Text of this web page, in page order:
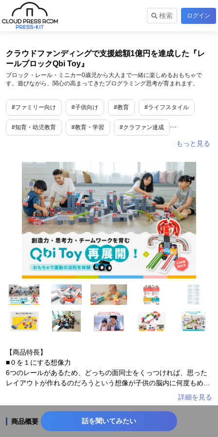
検索 ログイン
クラウドファンディングで⽀援総額1億円を達成した『レ
ールブロックQbi Toy』
ブロック・レール・ミニカー0歳児から⼤⼈まで⼀緒に楽しめるおもちゃで
す。遊びながら、関⼼の⾼まってきたプログラミング思考が育まれます。
#ファミリー向け #子供向け #教育 #ライフスタイル
#知育・幼児教育 #教育・学習 #クラファン達成
【商品特長】
■０を１にする想像⼒
6つのレールがあるため、どっちの⾯同⼠をくっつければ、思った
レイアウトが作れるのだろうという想像が⼦供の脳内に何度もめぐ
ります。実際に組み⽴てみると、「あれ？思った⽅向に⾏かな
い？」という時もあるでしょう。こういうことで、試⾏錯誤で⽅法
を探すことにより、遊びながら、プログラミング思考⼒を養うこと
を可能にしました。
商品概要 話を聞いてみたい